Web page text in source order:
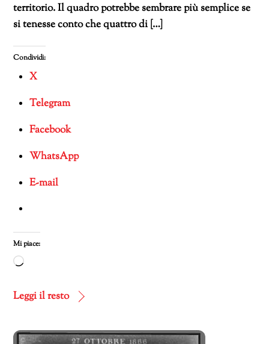
territorio. Il quadro potrebbe sembrare più semplice se
si tenesse conto che quattro di […]
Condividi:
X
Telegram
Facebook
WhatsApp
E-mail
Mi piace:
Caricamento
corso…
Leggi il resto